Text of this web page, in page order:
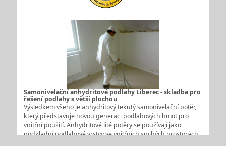
Samonivelační anhydritové podlahy Liberec - skladba pro
řešení podlahy s větší plochou
Výsledkem všeho je anhydritový tekutý samonivelační potěr,
který představuje novou generaci podlahových hmot pro
vnitřní použití. Anhydritové lité potěry se používají jako
podkladní podlahové vrstvy ve vnitřních suchých prostorách